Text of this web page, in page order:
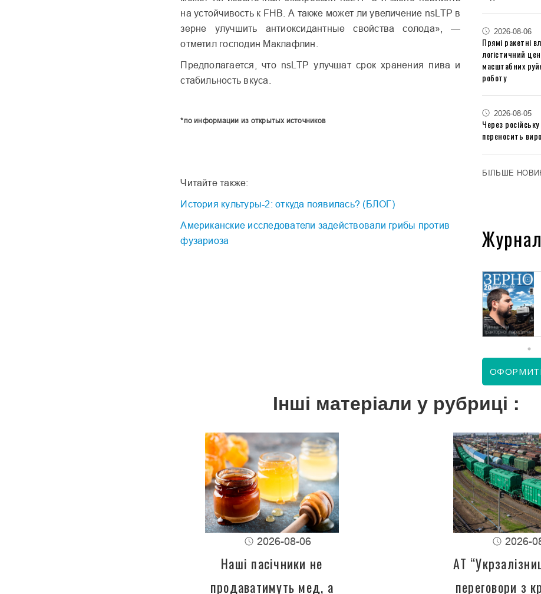
на устойчивость к FHB. А также может ли увеличение nsLTP в
зерне улучшить антиоксидантные свойства солода», —
отметил господин Маклафлин.
Предполагается, что nsLTP улучшат срок хранения пива и
стабильность вкуса.
*по информации из открытых источников
Читайте также:
История культуры-2: откуда появилась? (БЛОГ)
Американские исследователи задействовали грибы против
фузариоза
2026-08-06
Прямі ракетні
логістичний
масштабних
роботу
2026-08-05
Через
переносить
БІЛЬШЕ
Інші матеріали у рубриці :
2026-08-06
Наші пасічники не
продаватимуть мед, а
2026-
АТ
переговори з